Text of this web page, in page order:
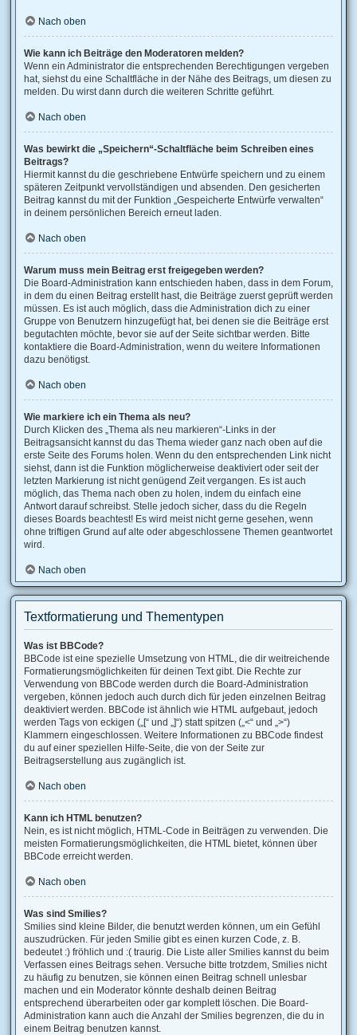
Nach oben
Wie kann ich Beiträge den Moderatoren melden?
Wenn ein Administrator die entsprechenden Berechtigungen vergeben
hat, siehst du eine Schaltfläche in der Nähe des Beitrags, um diesen zu
melden. Du wirst dann durch die weiteren Schritte geführt.
Nach oben
Was bewirkt die „Speichern“-Schaltfläche beim Schreiben eines
Beitrags?
Hiermit kannst du die geschriebene Entwürfe speichern und zu einem
späteren Zeitpunkt vervollständigen und absenden. Den gesicherten
Beitrag kannst du mit der Funktion „Gespeicherte Entwürfe verwalten“
in deinem persönlichen Bereich erneut laden.
Nach oben
Warum muss mein Beitrag erst freigegeben werden?
Die Board-Administration kann entschieden haben, dass in dem Forum,
in dem du einen Beitrag erstellt hast, die Beiträge zuerst geprüft werden
müssen. Es ist auch möglich, dass die Administration dich zu einer
Gruppe von Benutzern hinzugefügt hat, bei denen sie die Beiträge erst
begutachten möchte, bevor sie auf der Seite sichtbar werden. Bitte
kontaktiere die Board-Administration, wenn du weitere Informationen
dazu benötigst.
Nach oben
Wie markiere ich ein Thema als neu?
Durch Klicken des „Thema als neu markieren“-Links in der
Beitragsansicht kannst du das Thema wieder ganz nach oben auf die
erste Seite des Forums holen. Wenn du den entsprechenden Link nicht
siehst, dann ist die Funktion möglicherweise deaktiviert oder seit der
letzten Markierung ist nicht genügend Zeit vergangen. Es ist auch
möglich, das Thema nach oben zu holen, indem du einfach eine
Antwort darauf schreibst. Stelle jedoch sicher, dass du die Regeln
dieses Boards beachtest! Es wird meist nicht gerne gesehen, wenn
ohne triftigen Grund auf alte oder abgeschlossene Themen geantwortet
wird.
Nach oben
Textformatierung und Thementypen
Was ist BBCode?
BBCode ist eine spezielle Umsetzung von HTML, die dir weitreichende
Formatierungsmöglichkeiten für deinen Text gibt. Die Rechte zur
Verwendung von BBCode werden durch die Board-Administration
vergeben, können jedoch auch durch dich für jeden einzelnen Beitrag
deaktiviert werden. BBCode ist ähnlich wie HTML aufgebaut, jedoch
werden Tags von eckigen („[“ und „]“) statt spitzen („<“ und „>“)
Klammern eingeschlossen. Weitere Informationen zu BBCode findest
du auf einer speziellen Hilfe-Seite, die von der Seite zur
Beitragserstellung aus zugänglich ist.
Nach oben
Kann ich HTML benutzen?
Nein, es ist nicht möglich, HTML-Code in Beiträgen zu verwenden. Die
meisten Formatierungsmöglichkeiten, die HTML bietet, können über
BBCode erreicht werden.
Nach oben
Was sind Smilies?
Smilies sind kleine Bilder, die benutzt werden können, um ein Gefühl
auszudrücken. Für jeden Smilie gibt es einen kurzen Code, z. B.
bedeutet :) fröhlich und :( traurig. Die Liste aller Smilies kannst du beim
Verfassen eines Beitrags sehen. Versuche bitte trotzdem, Smilies nicht
zu häufig zu benutzen, sie können einen Beitrag schnell unlesbar
machen und ein Moderator könnte deshalb deinen Beitrag
entsprechend überarbeiten oder gar komplett löschen. Die Board-
Administration kann auch die Anzahl der Smilies begrenzen, die du in
einem Beitrag benutzen kannst.